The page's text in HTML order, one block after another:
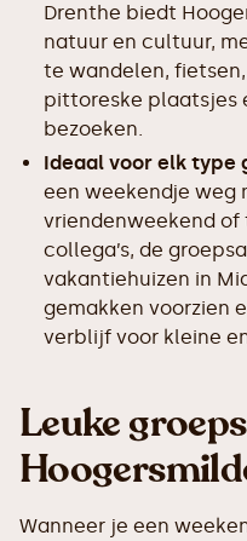
Drenthe biedt
natuur en cultuur,
te wandelen,
pittoreske plaatsjes
bezoeken.
Ideaal voor elk type
een weekendje weg
vriendenweekend
collega’s, de
vakantiehuizen in
gemakken voorzien
verblijf voor kleine
Leuke
Wanneer je een